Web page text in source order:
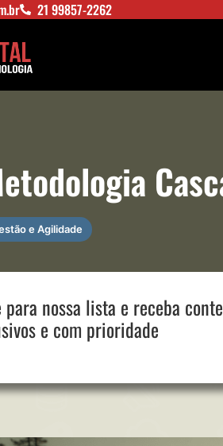
21 99857-2262
e Agilidade
para nossa lista e receba
e com prioridade